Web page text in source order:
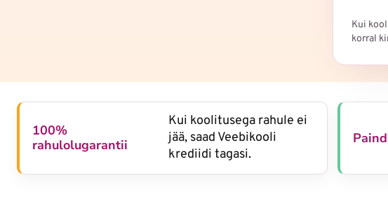
Kui
korral
100%
rahulolugarantii
Kui koolitusega rahule ei
jää, saad Veebikooli
krediidi tagasi.